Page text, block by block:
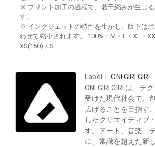
※ プリント加工の過程で、若干縮みが生じ
す。
※ インクジェットの特性を生かし、版下は
わせて縮小されます。 100%：M・L・XL・
XS(150)・S
Label： ONI GIRI GIRI
ONI GIRI GIRI は、テ
受けた現代社会で、
広げることを目指す
したクリエイティブ
す。アート、音楽、
に、常識を超えた新